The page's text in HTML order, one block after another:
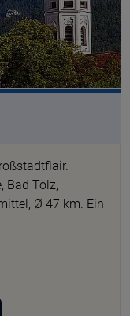
Bad Tölz,
Ø 47 km. Ein